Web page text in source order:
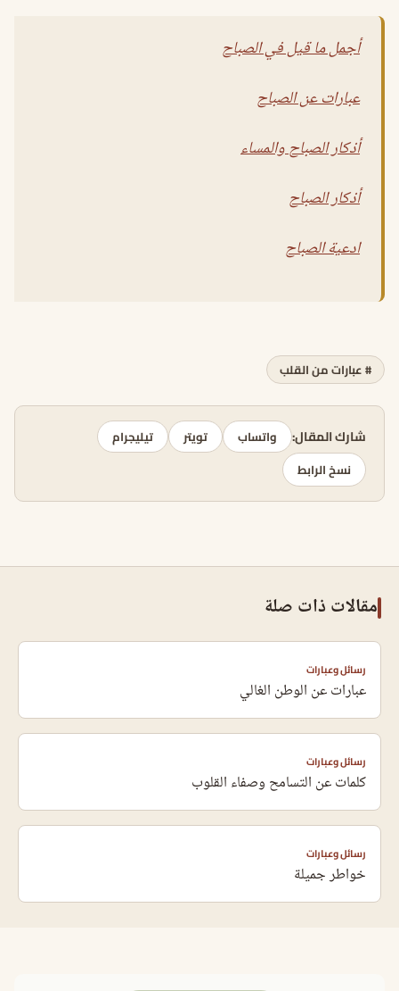
أجمل ما قيل في الصباح
عبارات عن الصباح
أذكار الصباح والمساء
أذكار الصباح
ادعية الصباح
# عبارات من القلب
شارك المقال: واتساب تويتر
تيليجرام
نسخ الرابط
مقالات ذات صلة
رسائل وعبارات
عبارات عن الوطن الغالي
رسائل وعبارات
كلمات عن التسامح وصفاء القلوب
رسائل وعبارات
خواطر جميلة